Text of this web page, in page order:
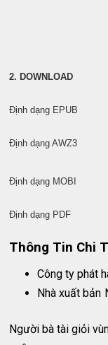
2. DOWNLOAD
Định dạng
Định dạng
Định dạng
Định dạng
Thông Tin Chi
Công ty phát
Nhà xuất bản
Người bà tài giỏi